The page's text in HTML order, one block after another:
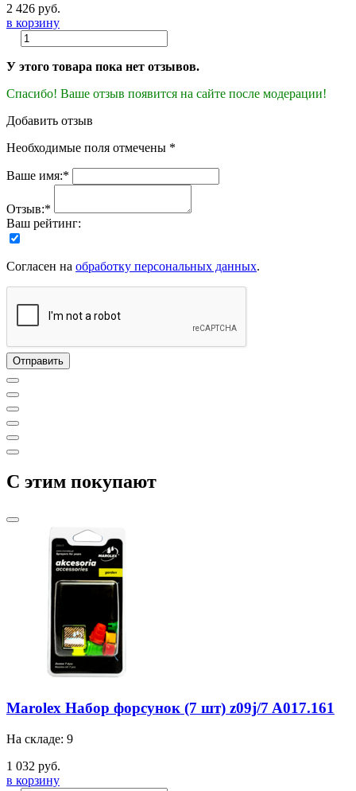
2 426 руб.
в корзину
У этого товара пока нет отзывов.
Спасибо! Ваше отзыв появится на сайте после модерации!
Добавить отзыв
Необходимые поля отмечены *
Ваше имя:*
Отзыв:*
Ваш рейтинг:
Согласен на обработку персональных данных.
C этим покупают
Marolex Набор форсунок (7 шт) z09j/7 A017.161
На складе: 9
1 032 руб.
в корзину